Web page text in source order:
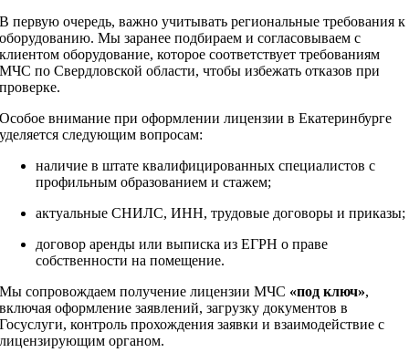
В первую очередь, важно учитывать региональные требования к
оборудованию. Мы заранее подбираем и согласовываем с
клиентом оборудование, которое соответствует требованиям
МЧС по Свердловской области, чтобы избежать отказов при
проверке.
Особое внимание при оформлении лицензии в Екатеринбурге
уделяется следующим вопросам:
наличие в штате квалифицированных специалистов с
профильным образованием и стажем;
актуальные СНИЛС, ИНН, трудовые договоры и приказы;
договор аренды или выписка из ЕГРН о праве
собственности на помещение.
Мы сопровождаем получение лицензии МЧС «под ключ»,
включая оформление заявлений, загрузку документов в
Госуслуги, контроль прохождения заявки и взаимодействие с
лицензирующим органом.